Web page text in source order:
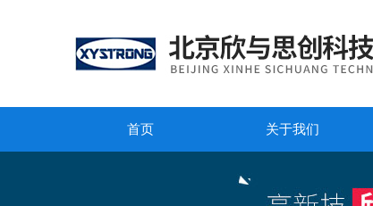
首页 关于我们